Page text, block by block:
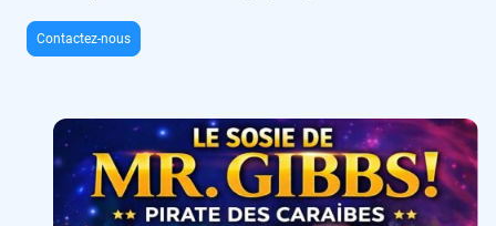
Contactez-nous